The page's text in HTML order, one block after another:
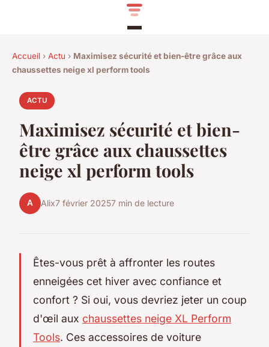
Accueil › Actu › Maximisez sécurité et bien-être grâce aux
chaussettes neige xl perform tools
ACTU
Maximisez sécurité et bien-
être grâce aux chaussettes
neige xl perform tools
A Alix7 février 20257 min de lecture
Êtes-vous prêt à affronter les routes
enneigées cet hiver avec confiance et
confort ? Si oui, vous devriez jeter un coup
d'œil aux chaussettes neige XL Perform
Tools. Ces accessoires de voiture